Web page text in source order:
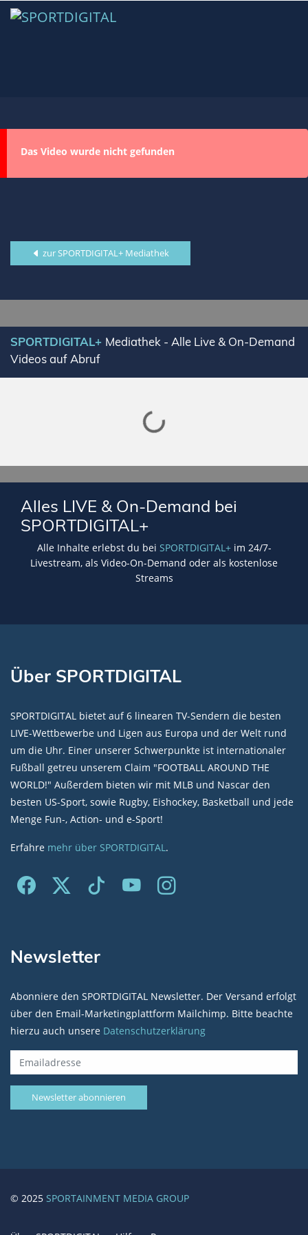
Das Video wurde nicht gefunden
zur SPORTDIGITAL+ Mediathek
SPORTDIGITAL+ Mediathek - Alle Live & On-Demand
Videos auf Abruf
Lade SPORTDIGITAL+ Mediathek
Alles LIVE & On-Demand bei
SPORTDIGITAL+
Alle Inhalte erlebst du bei SPORTDIGITAL+im 24/7-
Livestream, als Video-On-Demand oder als kostenlose
Streams
Über SPORTDIGITAL
SPORTDIGITAL bietet auf 6 linearen TV-Sendern die besten
LIVE-Wettbewerbe und Ligen aus Europa und der Welt rund
um die Uhr. Einer unserer Schwerpunkte ist internationaler
Fußball getreu unserem Claim "FOOTBALL AROUND THE
WORLD!" Außerdem bieten wir mit MLB und Nascar den
besten US-Sport, sowie Rugby, Eishockey, Basketball und jede
Menge Fun-, Action- und e-Sport!
Erfahre mehr über SPORTDIGITAL.
Newsletter
Abonniere den SPORTDIGITAL Newsletter. Der Versand erfolgt
über den Email-Marketingplattform Mailchimp. Bitte beachte
hierzu auch unsere Datenschutzerklärung
© 2025 SPORTAINMENT MEDIA GROUP